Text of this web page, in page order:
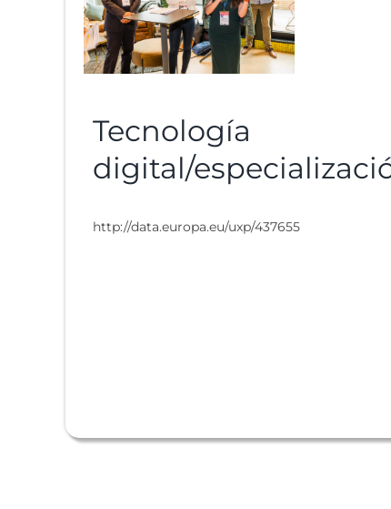
Tecnología
digital/
http://data.europa.eu/uxp/437655